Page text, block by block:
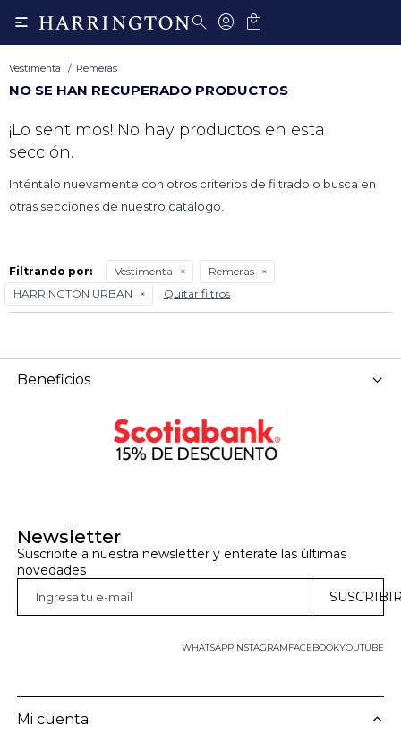

Vestimenta Remeras
NO SE HAN RECUPERADO PRODUCTOS
¡Lo sentimos! No hay productos en esta
sección.
Inténtalo nuevamente con otros criterios de filtrado o busca en
otras secciones de nuestro catálogo.
Filtrando por: Vestimenta
Remeras
HARRINGTON URBAN
Quitar filtros
Newsletter
Suscribite a nuestra newsletter y enterate las últimas
novedades
WHATSAPP FACEBOOKYOUTUBE
INSTAGRAM
Mi cuenta
Beneficios